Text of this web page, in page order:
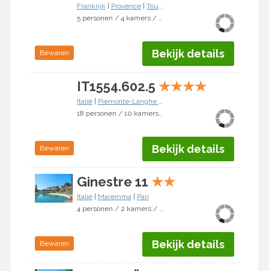
Frankrijk Provence| Tourtour
5 personen / 4 kamers / 3 slaapkamers
Bewaren Bekijk details
IT1554.602.5 ★★★★
Italië| Piemonte-Langhe & Monferrato
18 personen / 10 kamers / 6 slaapkamers
Bewaren Bekijk details
Ginestre 11 ★★
Italië| Maremma| Pari
4 personen / 2 kamers / 1 slaapkamer
Bewaren Bekijk details